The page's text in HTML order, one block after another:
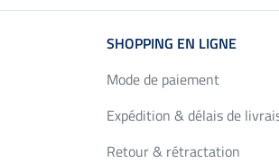
SHOPPING EN LIGNE
Mode de paiement
Expédition & délais de
Retour & rétractation